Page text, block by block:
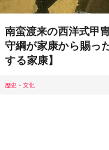
南蛮渡来の西洋式甲
守綱が家康から賜っ
する家康】
歴史・文化